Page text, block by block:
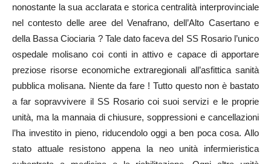
nonostante la sua acclarata e storica centralità interprovinciale
nel contesto delle aree del Venafrano, dell’Alto Casertano e
della Bassa Ciociaria ? Tale dato faceva del SS Rosario l’unico
ospedale molisano coi conti in attivo e capace di apportare
preziose risorse economiche extraregionali all’asfittica sanità
pubblica molisana. Niente da fare ! Tutto questo non è bastato
a far sopravvivere il SS Rosario coi suoi servizi e le proprie
unità, ma la mannaia di chiusure, soppressioni e cancellazioni
l’ha investito in pieno, riducendolo oggi a ben poca cosa. Allo
stato attuale resistono appena la neo unità infermieristica